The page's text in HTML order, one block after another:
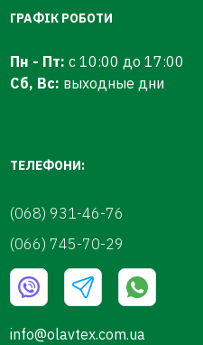
ГРАФІК РОБОТИ
Пн - Пт: с 10:00 до 17:00
Сб, Вс: выходные дни
ТЕЛЕФОНИ:
(068) 931-46-76
(066) 745-70-29
info@olavtex.com.ua